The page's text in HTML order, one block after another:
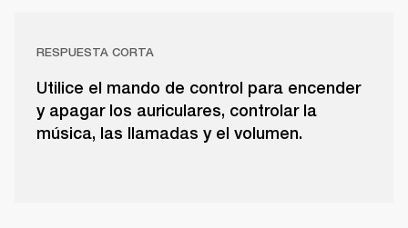
RESPUESTA CORTA
Utilice el mando de control para encender
y apagar los auriculares, controlar la
música, las llamadas y el volumen.